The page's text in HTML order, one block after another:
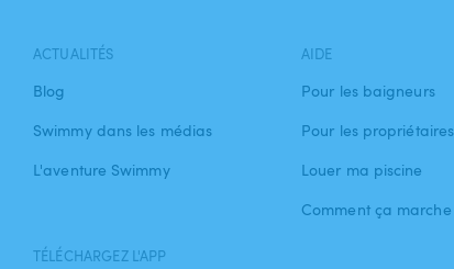
ACTUALITÉS
Blog
Swimmy dans les médias
L'aventure Swimmy
AIDE
Pour les baigneurs
Pour les propriétaires
Louer ma piscine
Comment ça marche
TÉLÉCHARGEZ L'APP